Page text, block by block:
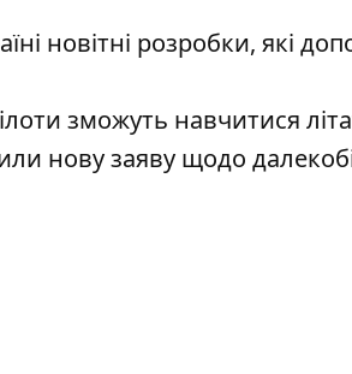
новітні розробки, які
зможуть навчитися
нову заяву щодо